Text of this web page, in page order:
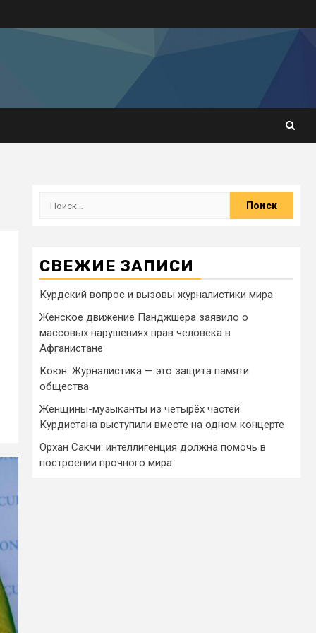
СВЕЖИЕ ЗАПИСИ
Курдский вопрос и вызовы журналистики мира
Женское движение Панджшера заявило о
массовых нарушениях прав человека в
Афганистане
Коюн: Журналистика — это защита памяти
общества
Женщины-музыканты из четырёх частей
Курдистана выступили вместе на одном концерте
Орхан Сакчи: интеллигенция должна помочь в
построении прочного мира